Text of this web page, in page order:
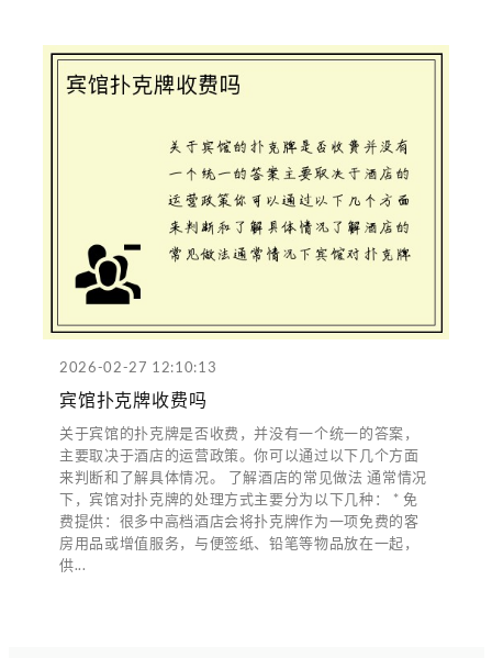
2026-02-27 12:10:13
宾馆扑克牌收费吗
关于宾馆的扑克牌是否收费，并没有一个统一的答案，
主要取决于酒店的运营政策。你可以通过以下几个方面
来判断和了解具体情况。 了解酒店的常见做法 通常情况
下，宾馆对扑克牌的处理方式主要分为以下几种： * 免
费提供：很多中高档酒店会将扑克牌作为一项免费的客
房用品或增值服务，与便签纸、铅笔等物品放在一起，
供...